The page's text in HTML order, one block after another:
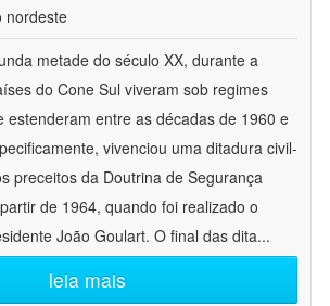
nordeste
metade do século XX, durante a
do Cone Sul viveram sob regimes
estenderam entre as décadas de 1960 e
vivenciou uma ditadura civil-
preceitos da Doutrina de Segurança
de 1964, quando foi realizado o
João Goulart. O final das dita...
leia mais